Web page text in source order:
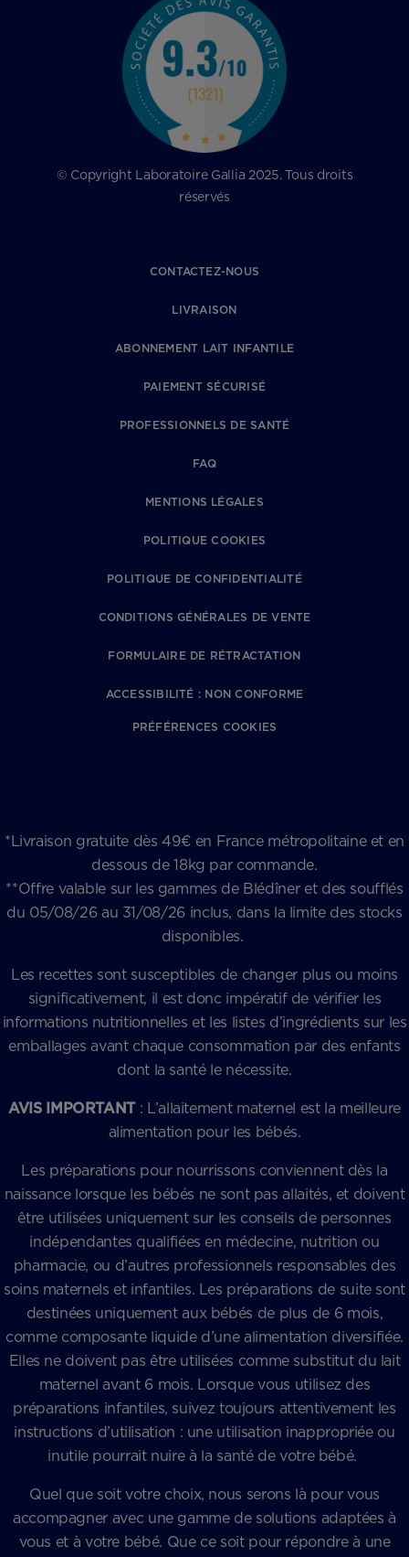
© Copyright Laboratoire Gallia 2025. Tous droits
réservés
CONTACTEZ-NOUS
LIVRAISON
ABONNEMENT LAIT INFANTILE
PAIEMENT SÉCURISÉ
PROFESSIONNELS DE SANTÉ
FAQ
MENTIONS LÉGALES
POLITIQUE COOKIES
POLITIQUE DE CONFIDENTIALITÉ
CONDITIONS GÉNÉRALES DE VENTE
FORMULAIRE DE RÉTRACTATION
ACCESSIBILITÉ : NON CONFORME
PRÉFÉRENCES COOKIES
*Livraison gratuite dès 49€ en France métropolitaine et en
dessous de 18kg par commande.
**Offre valable sur les gammes de Blédîner et des soufflés
du 05/08/26 au 31/08/26 inclus, dans la limite des stocks
disponibles.
Les recettes sont susceptibles de changer plus ou moins
significativement, il est donc impératif de vérifier les
informations nutritionnelles et les listes d’ingrédients sur les
emballages avant chaque consommation par des enfants
dont la santé le nécessite.
AVIS IMPORTANT : L’allaitement maternel est la meilleure
alimentation pour les bébés.
Les préparations pour nourrissons conviennent dès la
naissance lorsque les bébés ne sont pas allaités, et doivent
être utilisées uniquement sur les conseils de personnes
indépendantes qualifiées en médecine, nutrition ou
pharmacie, ou d’autres professionnels responsables des
soins maternels et infantiles. Les préparations de suite sont
destinées uniquement aux bébés de plus de 6 mois,
comme composante liquide d’une alimentation diversifiée.
Elles ne doivent pas être utilisées comme substitut du lait
maternel avant 6 mois. Lorsque vous utilisez des
préparations infantiles, suivez toujours attentivement les
instructions d’utilisation : une utilisation inappropriée ou
inutile pourrait nuire à la santé de votre bébé.
Quel que soit votre choix, nous serons là pour vous
accompagner avec une gamme de solutions adaptées à
vous et à votre bébé. Que ce soit pour répondre à une